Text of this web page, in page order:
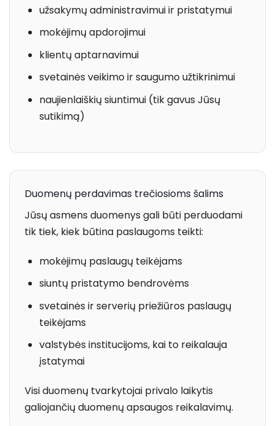
užsakymų administravimui ir pristatymui
mokėjimų apdorojimui
klientų aptarnavimui
svetainės veikimo ir saugumo užtikrinimui
naujienlaiškių siuntimui (tik gavus Jūsų
sutikimą)
Duomenų perdavimas trečiosioms šalims
Jūsų asmens duomenys gali būti perduodami
tik tiek, kiek būtina paslaugoms teikti:
mokėjimų paslaugų teikėjams
siuntų pristatymo bendrovėms
svetainės ir serverių priežiūros paslaugų
teikėjams
valstybės institucijoms, kai to reikalauja
įstatymai
Visi duomenų tvarkytojai privalo laikytis
galiojančių duomenų apsaugos reikalavimų.